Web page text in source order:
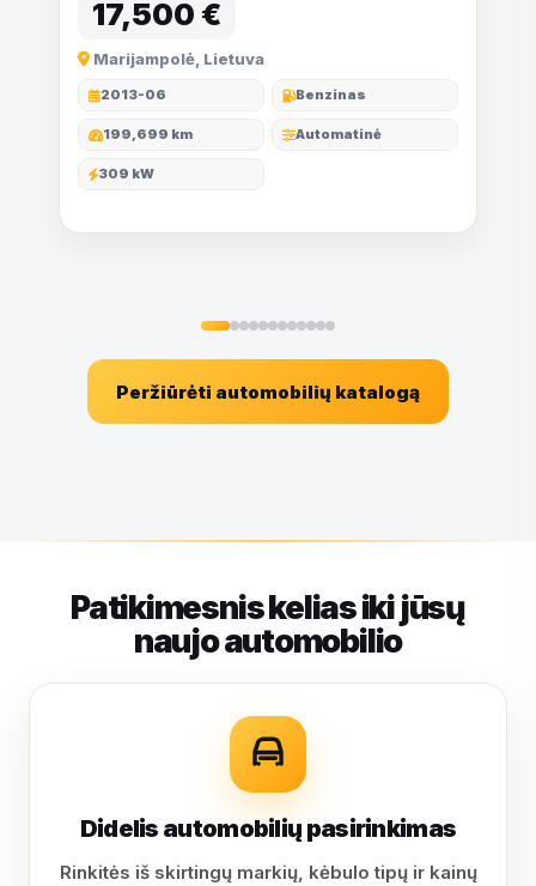
17,500 €
Marijampolė, Lietuva
2013-06 Benzinas
199,699 km Automatinė
309 kW
Peržiūrėti automobilių katalogą
Patikimesnis kelias iki jūsų
naujo automobilio
Didelis automobilių pasirinkimas
Rinkitės iš skirtingų markių, kėbulo tipų ir kainų